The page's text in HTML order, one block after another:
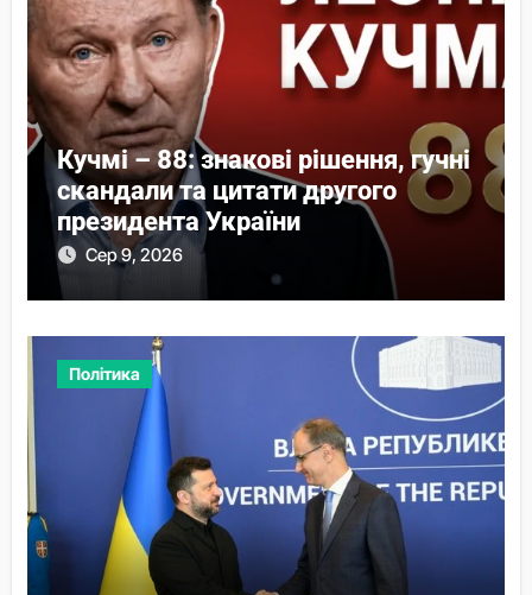
Кучмі – 88: знакові рішення, гучні
скандали та цитати другого
президента України
Сер 9, 2026
Політика